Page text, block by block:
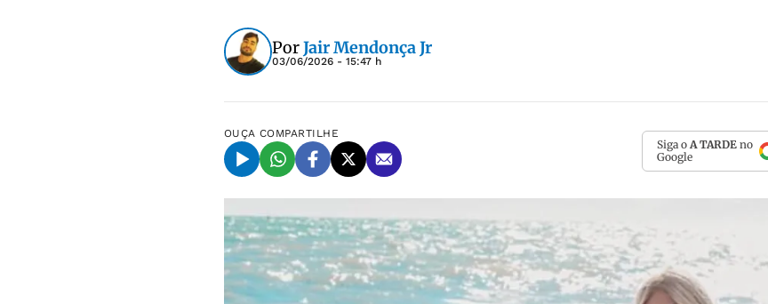
PorJair Mendonça Jr
03/06/2026 - 15:47 h
OUÇA COMPARTILHE
Siga o A TARDE no
Google